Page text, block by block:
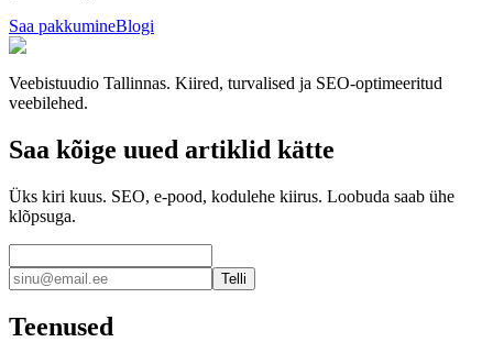
Saa pakkumineBlogi
Veebistuudio Tallinnas. Kiired, turvalised ja SEO-optimeeritud
veebilehed.
Saa kõige uued artiklid kätte
Üks kiri kuus. SEO, e-pood, kodulehe kiirus. Loobuda saab ühe
klõpsuga.
Telli
Teenused